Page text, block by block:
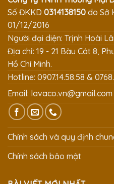
Số ĐKKD 0314138150 do Sở
01/12/2016
Người đại diện: Trịnh Hoài
Địa chỉ: 19 - 21 Bàu Cát 8,
Hồ Chí Minh.
Hotline: 0907.14.58.58 &
Email: lavaco.vn@gmail.com
Chính sách và quy định
Chính sách bảo mật